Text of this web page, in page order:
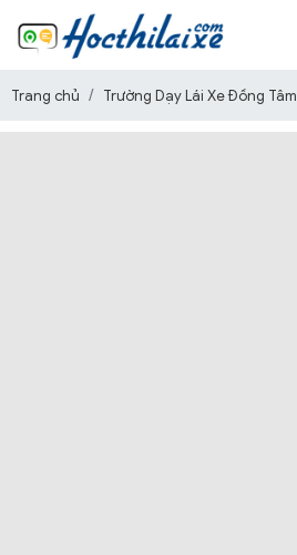
Trang chủ Trường Dạy Lái Xe Đồng Tâm